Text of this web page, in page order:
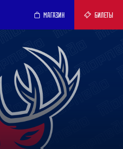
МАГАЗИН БИЛЕТЫ